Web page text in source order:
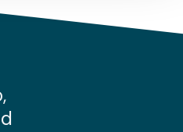
haga del sitio web con
publicidad y análisis